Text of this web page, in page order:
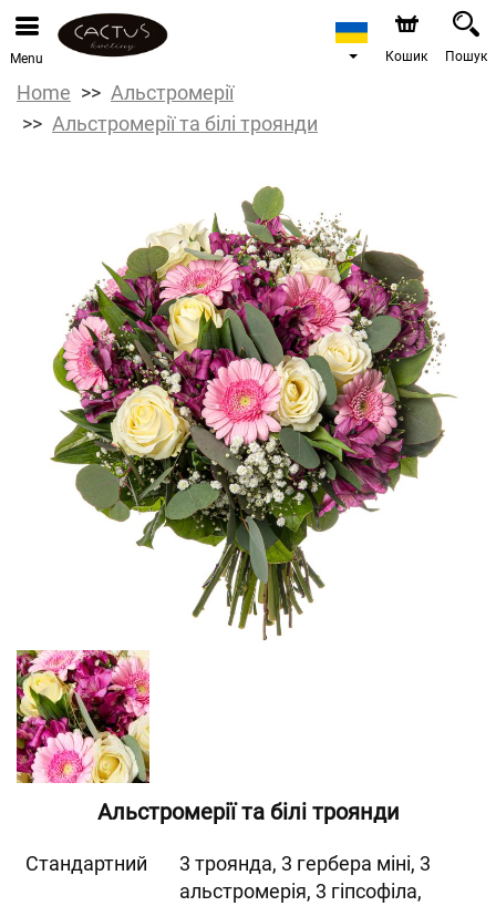
Menu Кошик Пошук
Home
Альстромерії
Альстромерії та білі троянди
Альстромерії та білі троянди
Cтандартний
3 троянда, 3 гербера міні, 3
альстромерія, 3 гіпсофіла,